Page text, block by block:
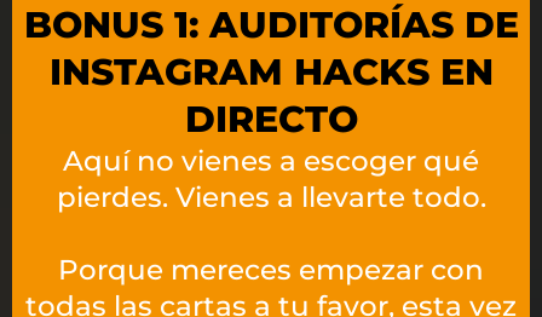
BONUS 1: AUDITORÍAS DE
INSTAGRAM HACKS EN
DIRECTO
Aquí no vienes a escoger qué
pierdes. Vienes a llevarte todo.
Porque mereces empezar con
todas las cartas a tu favor, esta vez